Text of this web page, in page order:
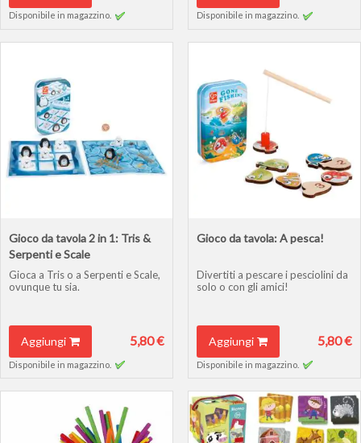
Disponibile in magazzino. Disponibile in magazzino.
Gioco da tavola 2 in 1: Tris &
Serpenti e Scale
Gioca a Tris o a Serpenti e Scale,
ovunque tu sia.
Aggiungi 5,80 €
Disponibile in magazzino.
Gioco da tavola: A pesca!
Divertiti a pescare i pesciolini da
solo o con gli amici!
Aggiungi 5,80 €
Disponibile in magazzino.